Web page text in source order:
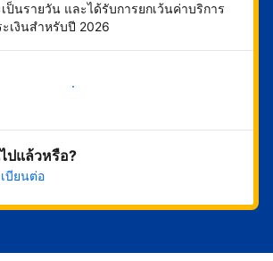
ป็นรายวัน และได้รับการยกเว้นค่าบริการ
เงินสำหรับปี 2026
เริ่มดำเนินการเลย
ปแล้วหรือ?
บียนต่อ